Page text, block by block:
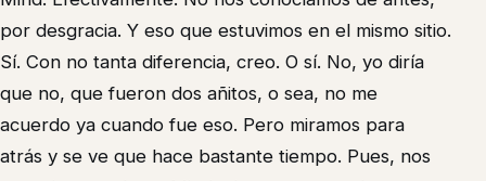
por desgracia. Y eso que estuvimos en el mismo sitio.
Sí. Con no tanta diferencia, creo. O sí. No, yo diría
que no, que fueron dos añitos, o sea, no me
acuerdo ya cuando fue eso. Pero miramos para
atrás y se ve que hace bastante tiempo. Pues, nos